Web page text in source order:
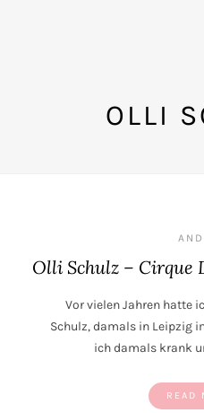
OLLI
Olli Schulz – Cirque
Vor vielen Jahren hatte
Schulz, damals in Leipzig
ich damals krank
READ